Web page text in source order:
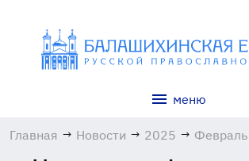
меню
Главная → Новости → 2025 → Февраль